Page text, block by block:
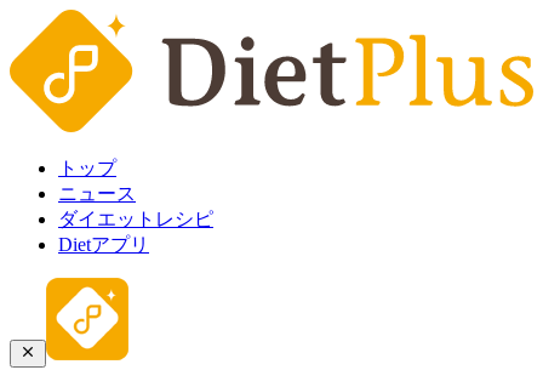
トップ
ニュース
ダイエットレシピ
Dietアプリ